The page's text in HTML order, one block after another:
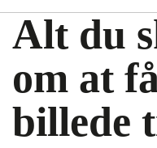
Alt du
om at
billede